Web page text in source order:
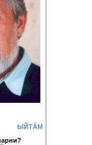
ЫЙТĂМ